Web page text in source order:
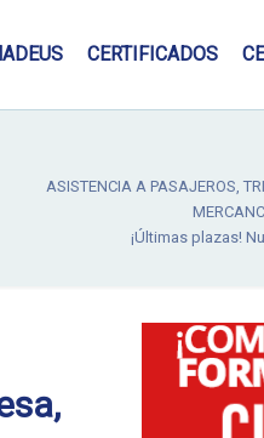
CERTIFICADOS
ASISTENCIA A PASAJEROS,
¡Últimas plazas!